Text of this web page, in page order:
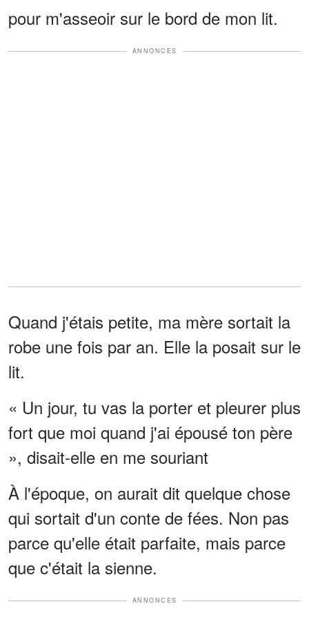
pour m'asseoir sur le bord de mon lit.
ANNONCES
Quand j'étais petite, ma mère sortait la
robe une fois par an. Elle la posait sur le
lit.
« Un jour, tu vas la porter et pleurer plus
fort que moi quand j'ai épousé ton père
», disait-elle en me souriant
À l'époque, on aurait dit quelque chose
qui sortait d'un conte de fées. Non pas
parce qu'elle était parfaite, mais parce
que c'était la sienne.
ANNONCES